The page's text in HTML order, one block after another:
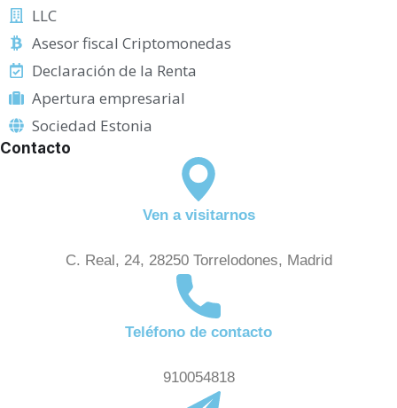
LLC
Asesor fiscal Criptomonedas
Declaración de la Renta
Apertura empresarial
Sociedad Estonia
Contacto
Ven a visitarnos
C. Real, 24, 28250 Torrelodones, Madrid
Teléfono de contacto
910054818